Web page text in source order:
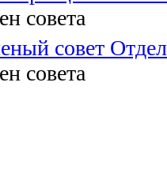
совета
совет
совета